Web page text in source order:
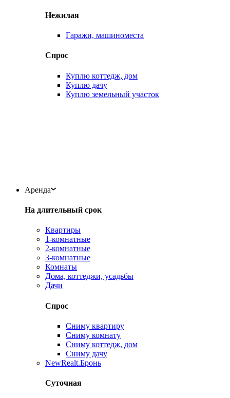
Нежилая
Гаражи, машиноместа
Спрос
Куплю коттедж, дом
Куплю дачу
Куплю земельный участок
Аренда
На длительный срок
Квартиры
1-комнатные
2-комнатные
3-комнатные
Комнаты
Дома, коттеджи, усадьбы
Дачи
Спрос
Сниму квартиру
Сниму комнату
Сниму коттедж, дом
Сниму дачу
NewRealt.Бронь
Суточная